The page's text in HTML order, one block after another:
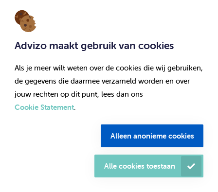
Advizo maakt gebruik van cookies
Als je meer wilt weten over de cookies die wij gebruiken,
de gegevens die daarmee verzameld worden en over
jouw rechten op dit punt, lees dan ons
Cookie Statement
Alleen anonieme cookies
Alle cookies toestaan
Menu